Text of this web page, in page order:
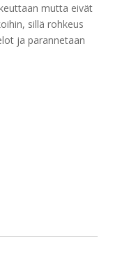
mutta eivät
sillä rohkeus
ja parannetaan